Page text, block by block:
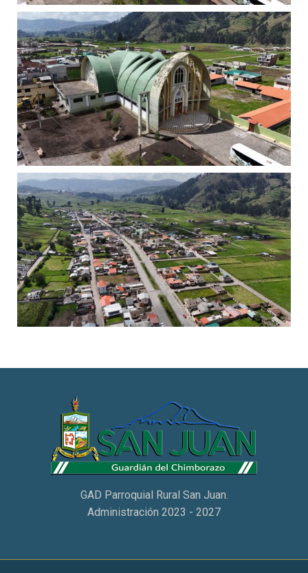
GAD Parroquial Rural San Juan.
Administración 2023 - 2027